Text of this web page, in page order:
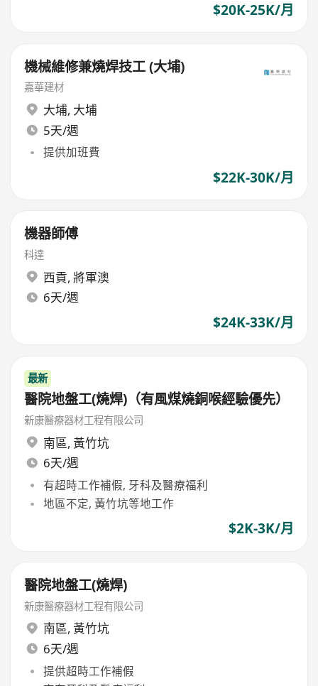
$20K-25K/月
機械維修兼燒焊技工 (大埔)
嘉華建材
大埔, 大埔
5天/週
提供加班費
$22K-30K/月
機器師傅
科達
西貢, 將軍澳
6天/週
$24K-33K/月
最新
醫院地盤工(燒焊)（有風煤燒銅喉經驗優先）
新康醫療器材工程有限公司
南區, 黃竹坑
6天/週
有超時工作補假, 牙科及醫療福利
地區不定, 黃竹坑等地工作
$2K-3K/月
醫院地盤工(燒焊)
新康醫療器材工程有限公司
南區, 黃竹坑
6天/週
提供超時工作補假